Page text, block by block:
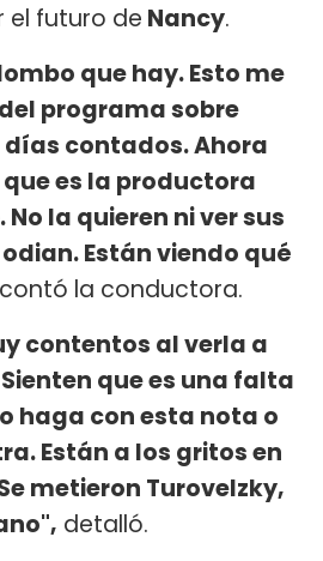
el futuro de Nancy.
que hay. Esto me
programa sobre
días contados. Ahora
es la productora
la quieren ni ver sus
Están viendo qué
contó la conductora.
contentos al verla a
que es una falta
haga con esta nota o
Están a los gritos en
metieron Turovelzky,
detalló.